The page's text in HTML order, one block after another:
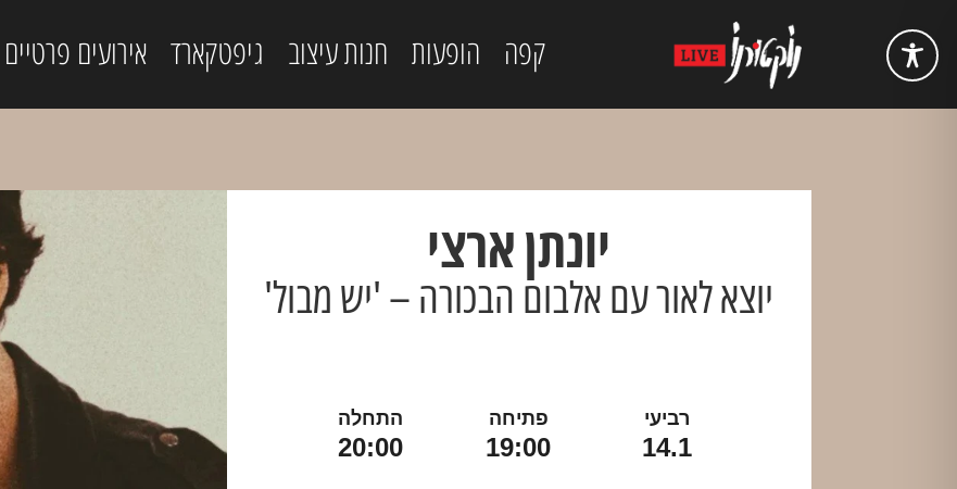
קפה הופעות חנות עיצוב גיפטקארד אירועים פרטיים
יונתן ארצי
יוצא לאור עם אלבום הבכורה – 'יש מבול'
רביעי
14.1
פתיחה
19:00
התחלה
20:00